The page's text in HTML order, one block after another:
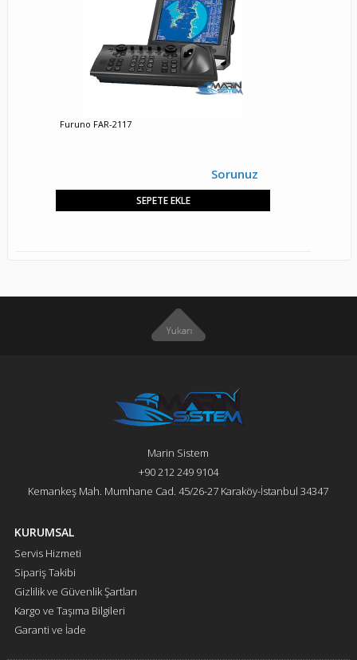
Furuno FAR-2117
Sorunuz
SEPETE EKLE
Marin Sistem
+90 212 249 9104
Kemankeş Mah. Mumhane Cad. 45/26-27 Karaköy-İstanbul 34347
KURUMSAL
Servis Hizmeti
Sipariş Takibi
Gizlilik ve Güvenlik Şartları
Kargo ve Taşıma Bilgileri
Garanti ve İade